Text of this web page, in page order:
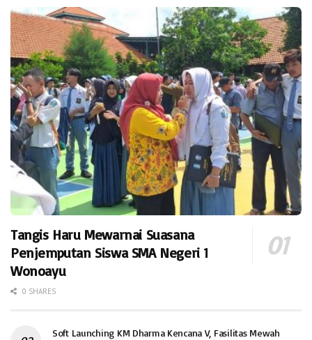
Tangis Haru Mewarnai Suasana
Penjemputan Siswa SMA Negeri 1
Wonoayu
0 SHARES
Soft Launching KM Dharma Kencana V, Fasilitas Mewah